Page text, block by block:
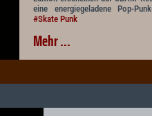
eine energiegeladene Pop-
#Skate Punk
Mehr ...